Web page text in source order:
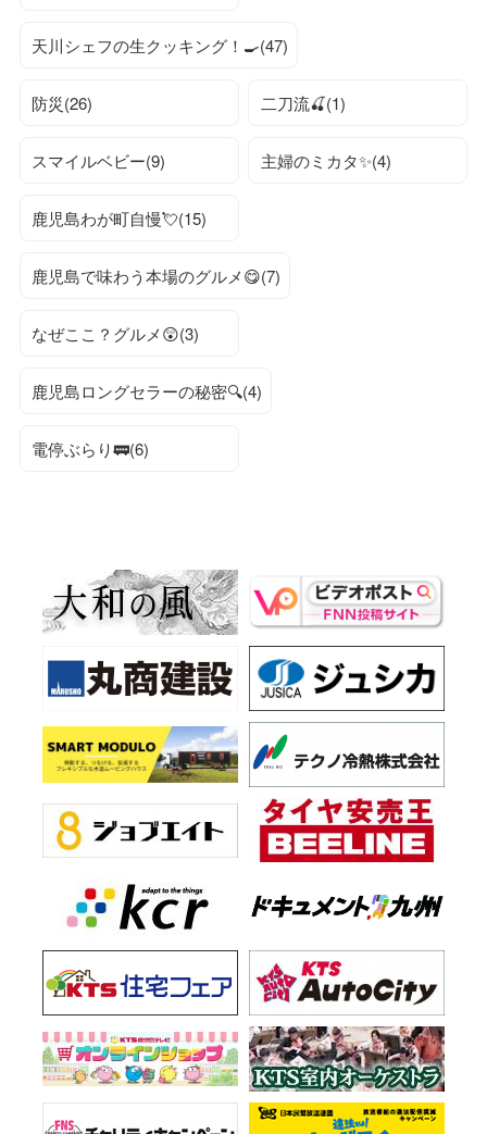
天川シェフの生クッキング！🍳(47)
防災(26) 二刀流🍒(1)
スマイルベビー(9) 主婦のミカタ✨(4)
鹿児島わが町自慢💘(15)
鹿児島で味わう本場のグルメ😋(7)
なぜここ？グルメ😲(3)
鹿児島ロングセラーの秘密🔍(4)
電停ぶらり🚃(6)